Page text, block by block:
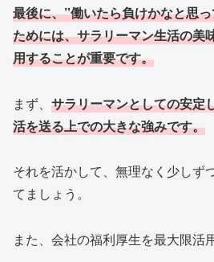
最後に、”働いたら負けかなと思
ためには、サラリーマン生活の美
用することが重要です。
まず、 サラリーマンとしての安定
活を送る上での大きな強みです。
それを活かして、無理なく少しず
てましょう。
また、会社の福利厚生を最大限活